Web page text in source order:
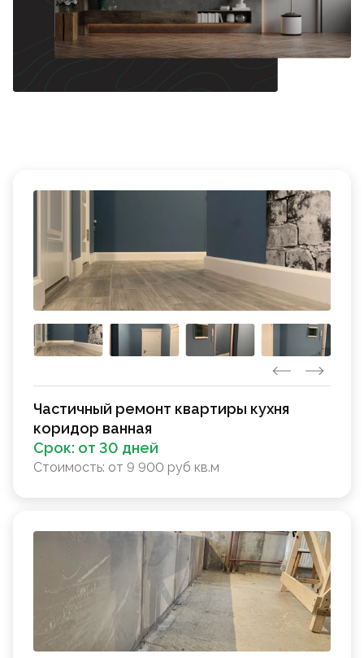
Частичный ремонт квартиры кухня
коридор ванная
Срок: от 30 дней
Стоимость: от 9 900 руб кв.м